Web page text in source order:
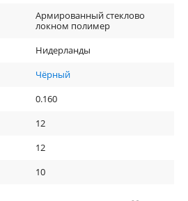
Армированный стеклово
локном полимер
Нидерланды
Чёрный
0.160
12
12
10